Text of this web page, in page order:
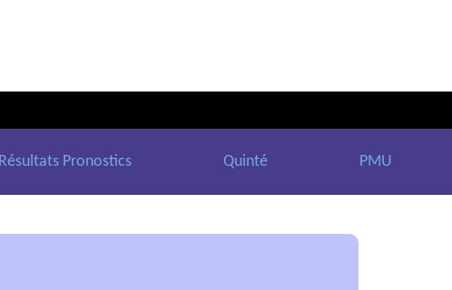
Résultats Pronostics Quinté PMU